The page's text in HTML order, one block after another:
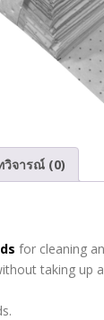
วิจารณ์ (0)
for cleaning
taking up